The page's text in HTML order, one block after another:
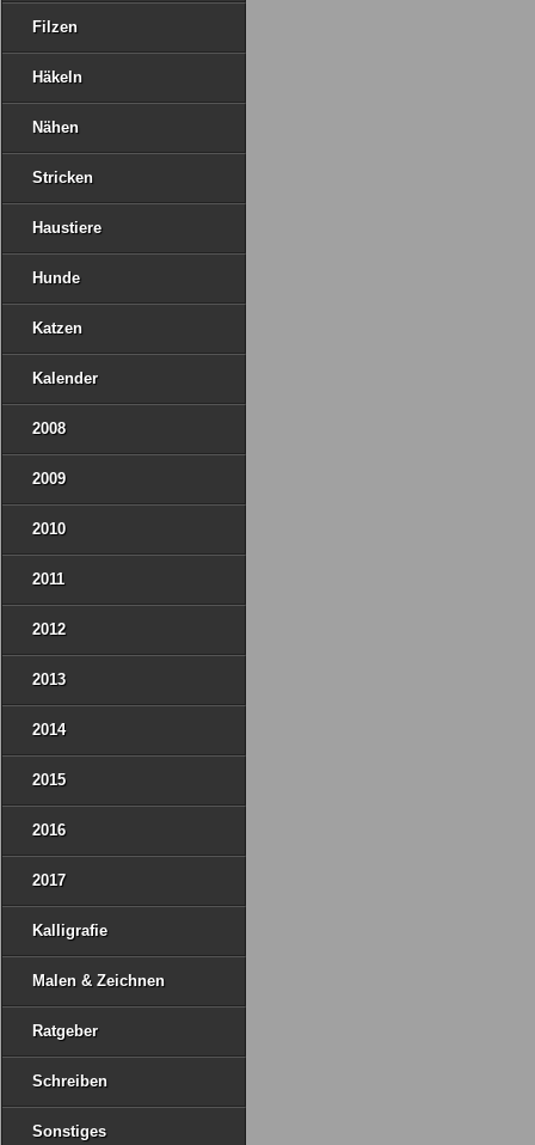
Filzen
Häkeln
Nähen
Stricken
Haustiere
Hunde
Katzen
Kalender
2008
2009
2010
2011
2012
2013
2014
2015
2016
2017
Kalligrafie
Malen & Zeichnen
Ratgeber
Schreiben
Sonstiges